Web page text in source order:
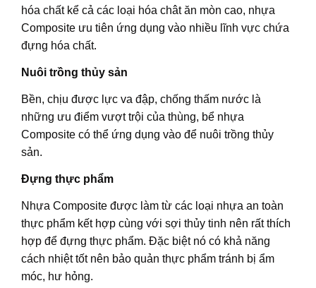
hóa chất kể cả các loại hóa chât ăn mòn cao, nhựa
Composite ưu tiên ứng dụng vào nhiều lĩnh vực chứa
đựng hóa chất.
Nuôi trồng thủy sản
Bền, chịu được lực va đập, chống thấm nước là
những ưu điểm vượt trội của thùng, bể nhựa
Composite có thể ứng dụng vào để nuôi trồng thủy
sản.
Đựng thực phẩm
Nhựa Composite được làm từ các loại nhựa an toàn
thực phẩm kết hợp cùng với sợi thủy tinh nên rất thích
hợp để đựng thực phẩm. Đặc biệt nó có khả năng
cách nhiệt tốt nên bảo quản thực phẩm tránh bị ẩm
móc, hư hỏng.